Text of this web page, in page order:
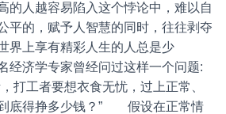
人越容易陷入这个悖论中，难以自
的，赋予人智慧的同时，往往剥夺
上享有精彩人生的人总是少
济学专家曾经问过这样一个问题:
打工者要想衣食无忧，过上正常、
底得挣多少钱？” 假设在正常情